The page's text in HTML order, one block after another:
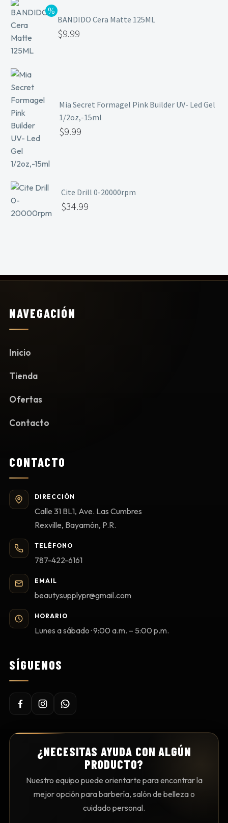
BANDIDO Cera Matte 125ML
$9.99
Mia Secret Formagel Pink Builder UV- Led Gel
1/2oz,-15ml
$9.99
Cite Drill 0-20000rpm
$34.99
NAVEGACIÓN
Inicio
Tienda
Ofertas
Contacto
CONTACTO
DIRECCIÓN
Calle 31 BL1, Ave. Las Cumbres
Rexville, Bayamón, P.R.
TELÉFONO
787-422-6161
EMAIL
beautysupplypr@gmail.com
HORARIO
Lunes a sábado · 9:00 a.m. – 5:00 p.m.
SÍGUENOS
¿NECESITAS AYUDA CON ALGÚN
PRODUCTO?
Nuestro equipo puede orientarte para encontrar la
mejor opción para barbería, salón de belleza o
cuidado personal.